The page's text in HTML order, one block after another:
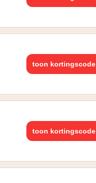
toon kortingscode
toon kortingscode